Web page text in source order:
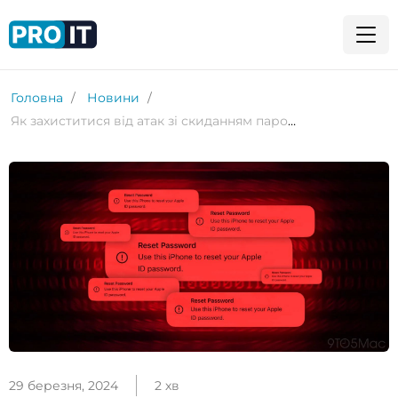
Головна
Новини
Як захиститися від атак зі скиданням пароля iPhone
29 березня, 2024 2 хв